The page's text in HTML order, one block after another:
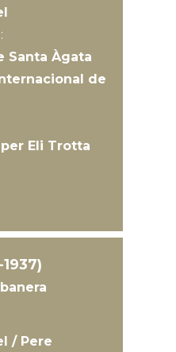
Santa Àgata
de
Eli Trotta
/ Pere